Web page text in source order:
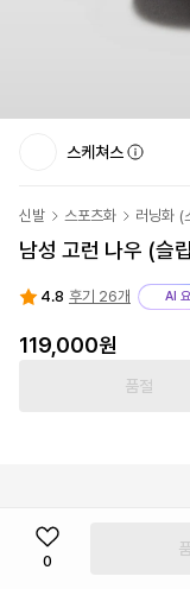
스케쳐스
신발 스포츠화 러닝화 (
남성 고런 나우 (슬
4.8 후기 26개 AI
119,000원
품절
0